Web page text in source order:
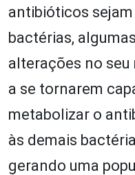
antibióticos
bactérias,
alterações no
a se tornarem
metabolizar o
às demais
gerando uma